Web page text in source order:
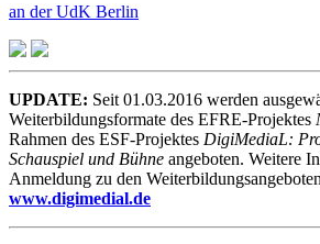
an der UdK Berlin
UPDATE: Seit 01.03.2016 werden
Weiterbildungsformate des EFRE-Projektes
Rahmen des ESF-Projektes DigiMediaL:
Schauspiel und Bühne angeboten. Weitere
Anmeldung zu den
www.digimedial.de